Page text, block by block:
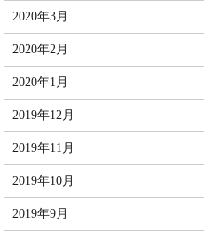
2020年3月
2020年2月
2020年1月
2019年12月
2019年11月
2019年10月
2019年9月